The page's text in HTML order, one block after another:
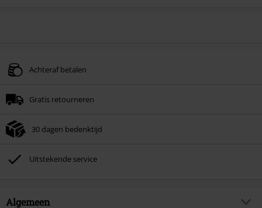
Achteraf betalen
Gratis retourneren
30 dagen bedenktijd
Uitstekende service
Algemeen